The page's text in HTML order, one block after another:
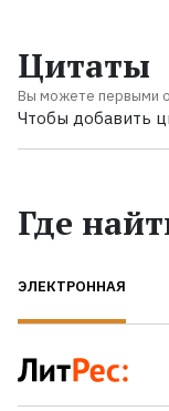
Цитаты
Вы можете первыми
Чтобы добавить
Где
ЭЛЕКТРОННАЯ